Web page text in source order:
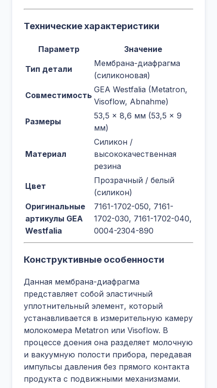
Технические характеристики
Параметр Значение
Тип детали
Мембрана-диафрагма
(силиконовая)
Совместимость
GEA Westfalia (Metatron,
Visoflow, Abnahme)
Размеры
53,5 × 8,6 мм (53,5 × 9
мм)
Материал
Силикон /
высококачественная
резина
Цвет
Прозрачный / белый
(силикон)
Оригинальные
артикулы GEA
Westfalia
7161-1702-050, 7161-
1702-030, 7161-1702-040,
0004-2304-890
Конструктивные особенности
Данная мембрана-диафрагма
представляет собой эластичный
уплотнительный элемент, который
устанавливается в измерительную камеру
молокомера Metatron или Visoflow. В
процессе доения она разделяет молочную
и вакуумную полости прибора, передавая
импульсы давления без прямого контакта
продукта с подвижными механизмами.